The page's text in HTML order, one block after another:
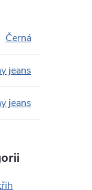
Černá
jeans
jeans